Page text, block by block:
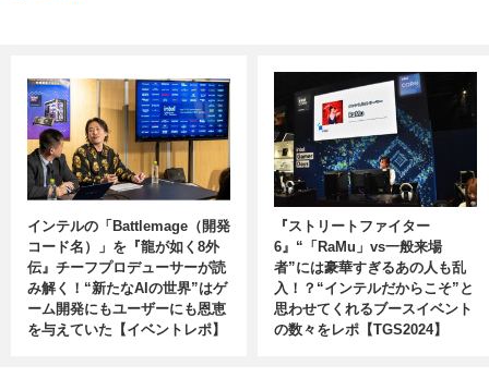
インテルの「Battlemage（開発
コード名）」を『龍が如く8外
伝』チーフプロデューサーが読
み解く！“新たなAIの世界”はゲ
ーム開発にもユーザーにも恩恵
を与えていた【イベントレポ】
『ストリートファイター
6』“「RaMu」vs一般来場
者”には豪華すぎるあの人も乱
入！？“インテルだからこそ”と
思わせてくれるブースイベント
の数々をレポ【TGS2024】